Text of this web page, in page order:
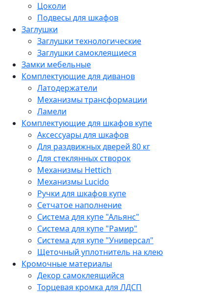
Цоколи
Подвесы для шкафов
Заглушки
Заглушки технологические
Заглушки самоклеящиеся
Замки мебельные
Комплектующие для диванов
Латодержатели
Механизмы трансформации
Ламели
Комплектующие для шкафов купе
Аксессуары для шкафов
Для раздвижных дверей 80 кг
Для стеклянных створок
Механизмы Hettich
Механизмы Lucido
Ручки для шкафов купе
Сетчатое наполнение
Система для купе "Альянс"
Система для купе "Рамир"
Система для купе "Универсал"
Щеточный уплотнитель на клею
Кромочные материалы
Декор самоклеящийся
Торцевая кромка для ЛДСП